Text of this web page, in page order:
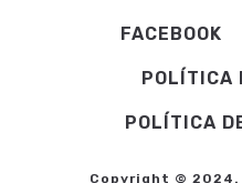
FACEBOOK
POLÍTICA
POLÍTICA
Copyright © 2024.